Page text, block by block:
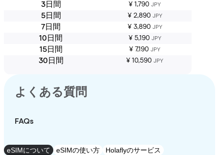
3日間 ¥ 1,790 JPY
5日間 ¥ 2,890 JPY
7日間 ¥ 3,890 JPY
10日間 ¥ 5,190 JPY
15日間 ¥ 7,190 JPY
30日間 ¥ 10,590 JPY
よくある質問
FAQs
eSIMについて eSIMの使い方 Holaflyのサービス